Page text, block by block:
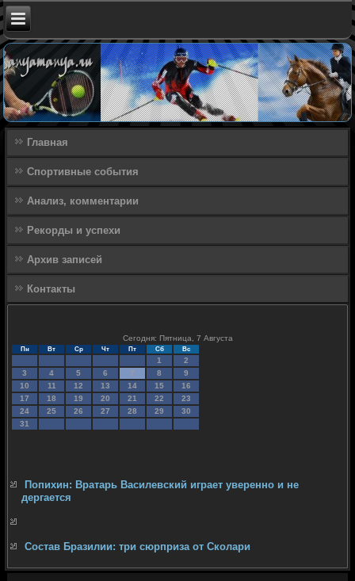
Главная
Спортивные события
Анализ, комментарии
Рекорды и успехи
Архив записей
Контакты
Сегодня: Пятница, 7 Августа
Пн Вт Ср Чт Пт Сб Вс
1
2
3
4 5 6 7 8
9
10
11 12 13 14 15
16
17
18 19 20 21 22
23
24
25 26 27 28 29
30
31
Попихин: Вратарь Василевский играет уверенно и не
дергается
Состав Бразилии: три сюрприза от Сколари